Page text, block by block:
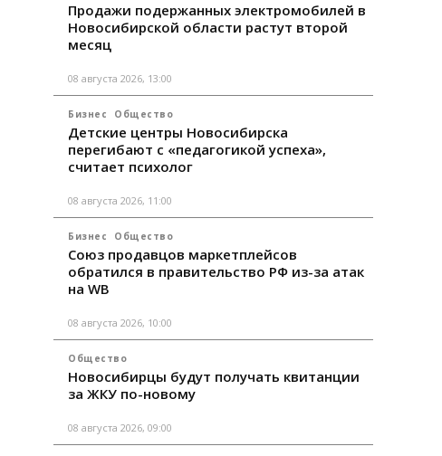
Продажи подержанных электромобилей в
Новосибирской области растут второй
месяц
08 августа 2026, 13:00
Бизнес Общество
Детские центры Новосибирска
перегибают с «педагогикой успеха»,
считает психолог
08 августа 2026, 11:00
Бизнес Общество
Союз продавцов маркетплейсов
обратился в правительство РФ из-за атак
на WB
08 августа 2026, 10:00
Общество
Новосибирцы будут получать квитанции
за ЖКУ по-новому
08 августа 2026, 09:00